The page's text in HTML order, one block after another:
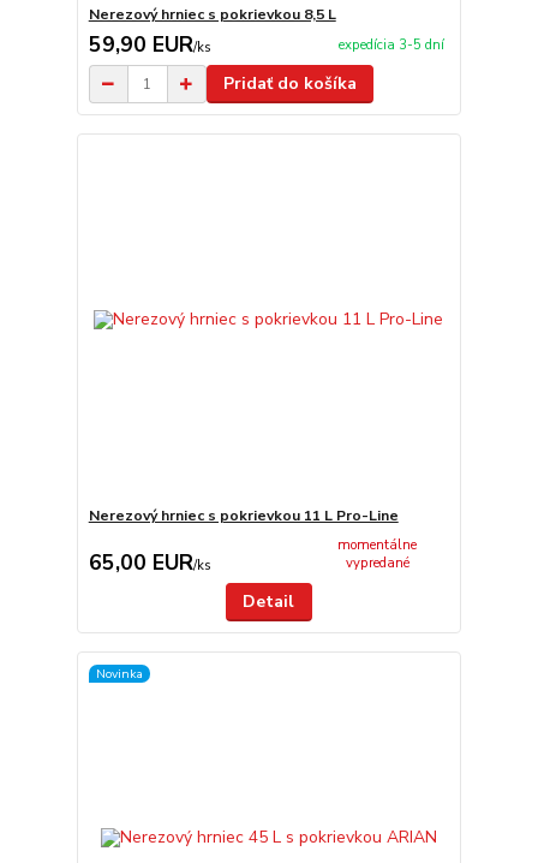
Nerezový hrniec s pokrievkou 8,5 L
59,90 EUR/ks expedícia 3-5 dní
Pridať do košíka
Nerezový hrniec s pokrievkou 11 L Pro-Line
65,00 EUR/ks
momentálne
vypredané
Detail
Novinka